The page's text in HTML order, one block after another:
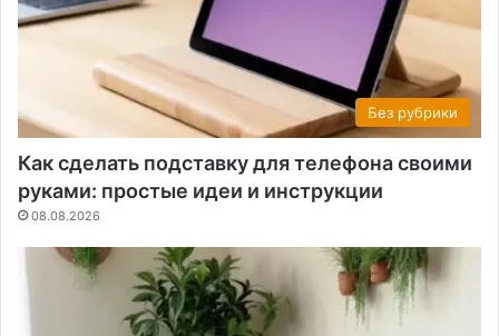
Без рубрики
Как сделать подставку для телефона своими
руками: простые идеи и инструкции
08.08.2026